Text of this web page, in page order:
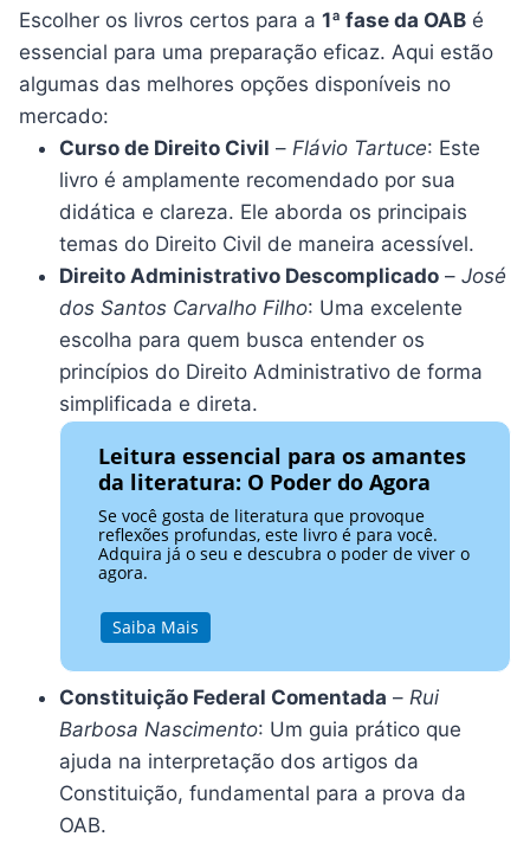
Escolher os livros certos para a 1ª fase da OAB é
essencial para uma preparação eficaz. Aqui estão
algumas das melhores opções disponíveis no
mercado:
Curso de Direito Civil – Flávio Tartuce: Este
livro é amplamente recomendado por sua
didática e clareza. Ele aborda os principais
temas do Direito Civil de maneira acessível.
Direito Administrativo Descomplicado – José
dos Santos Carvalho Filho: Uma excelente
escolha para quem busca entender os
princípios do Direito Administrativo de forma
simplificada e direta.
Leitura essencial para os amantes
da literatura: O Poder do Agora
Se você gosta de literatura que provoque
reflexões profundas, este livro é para você.
Adquira já o seu e descubra o poder de viver o
agora.
Saiba Mais
Constituição Federal Comentada – Rui
Barbosa Nascimento: Um guia prático que
ajuda na interpretação dos artigos da
Constituição, fundamental para a prova da
OAB.